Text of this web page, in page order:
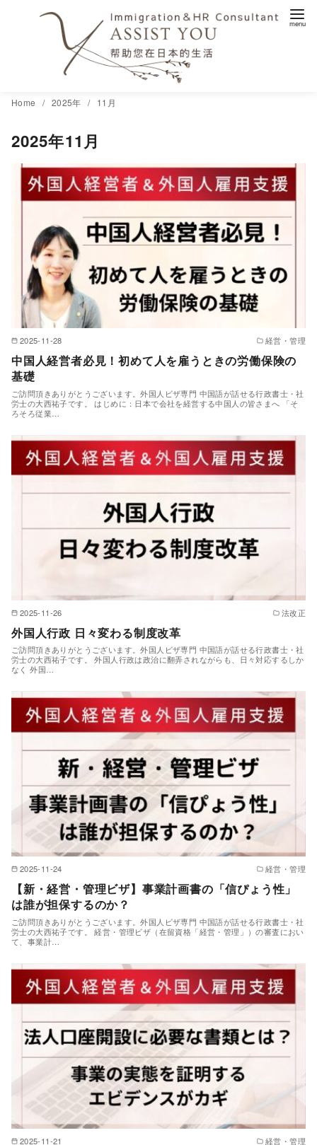
Home 2025年 11月
2025年11月
2025-11-28 経営・管理
中国人経営者必見！初めて人を雇うときの労働保険の
基礎
ご訪問頂きありがとうございます。外国人ビザ専門 中国語が話せる行政書士・社
労士の大西祐子です。 はじめに：日本で会社を経営する中国人の皆さまへ 「そ
ろそろ従業…
2025-11-26 法改正
外国人行政 日々変わる制度改革
ご訪問頂きありがとうございます。外国人ビザ専門 中国語が話せる行政書士・社
労士の大西祐子です。 外国人行政は政治に翻弄されながらも、日々対応するしか
なく 外国…
2025-11-24 経営・管理
【新・経営・管理ビザ】事業計画書の「信ぴょう性」
は誰が担保するのか？
ご訪問頂きありがとうございます。外国人ビザ専門 中国語が話せる行政書士・社
労士の大西祐子です。 経営・管理ビザ（在留資格「経営・管理」）の審査におい
て、事業計…
2025-11-21 経営・管理